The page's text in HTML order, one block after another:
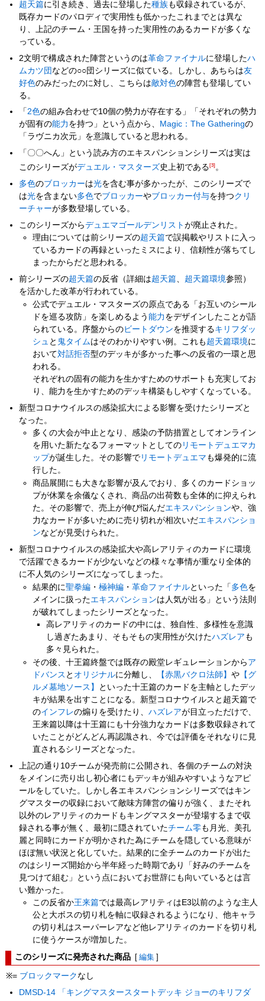
超天篇に引き続き、過去に登場した種族も収録されているが、
既存カードのパロディで実用性も低かったこれまでとは異な
り、上記のチーム・王国を持った実用性のあるカードが多くな
っている。
2文明で構成された陣営というのは革命ファイナルに登場したハ
ムカツ団 などの○○団シリーズに似ている。しかし、あちらは友
好色のみだったのに対し、こちらは敵対色の陣営も登場してい
る。
「2色の組み合わせで10個の勢力が存在する」「それぞれの勢力
が固有の能力 を持つ」という点から、 Magic：The Gatheringの
「ラヴニカ次元」を意識していると思われる。
「〇〇へん」という読み方のエキスパンションシリーズは実は
このシリーズがデュエル・マスターズ史上初である[3] 。
多色のブロッカーは光を含む事が多かったが、このシリーズで
は光を含まない多色でブロッカーやブロッカー付与を持つクリ
ーチャーが多数登場している。
このシリーズからデュエマゴールデンリストが廃止された。
理由については前シリーズの超天篇で誤掲載やリストに入っ
ているカードの再録といったミスにより、信頼性が落ちてし
まったからだと思われる。
前シリーズの超天篇の反省（詳細は超天篇、 超天篇環境参照）
を活かした改革が行われている。
公式でデュエル・マスターズの原点である「お互いのシール
ドを巡る攻防」を楽しめるよう能力 をデザインしたことが語
られている。序盤からのビートダウンを推奨するキリフダッ
シュ と 鬼タイムはそのわかりやすい例。これも 超天篇環境に
おいて対話拒否型のデッキが多かった事への反省の一環と思
われる。
それぞれの固有の能力を生かすためのサポートも充実してお
り、能力を生かすためのデッキ構築もしやすくなっている。
新型コロナウイルスの感染拡大による影響を受けたシリーズと
なった。
多くの大会が中止となり、感染の予防措置としてオンライン
を用いた新たなるフォーマットとしての リモートデュエマカ
ップが誕生した。その影響で リモートデュエマ も爆発的に流
行した。
商品展開にも大きな影響が及んでおり、多くのカードショッ
プが休業を余儀なくされ、商品の出荷数も全体的に抑えられ
た。その影響で、売上が伸び悩んだエキスパンションや、強
力なカードが多いために売り切れが相次いだエキスパンショ
ンなどが見受けられた。
新型コロナウイルスの感染拡大や高レアリティのカードに環境
で活躍できるカードが少ないなどの様々な事情が重なり全体的
に不人気のシリーズになってしまった。
結果的に聖拳編 ・極神編 ・革命ファイナルといった「 多色を
メインに扱ったエキスパンションは人気が出る」という法則
が破れてしまったシリーズとなった。
高レアリティのカードの中には、独自性、多様性を意識
し過ぎたあまり、そもそもの実用性が欠けたハズレア も
多々見られた。
その後、十王篇終盤では既存の殿堂レギュレーションから ア
ドバンス と オリジナルに分離し、 【赤黒バクロ法師】や 【グ
ルメ墓地ソース】
といった十王篇のカードを主軸としたデッ
キが結果を出すことになる。新型コロナウイルスと超天篇で
のインフレの煽りを受けたり、ハズレアが目立っただけで、
王来篇以降は十王篇にも十分強力なカードは多数収録されて
いたことがどんどん再認識され、今では評価をそれなりに見
直されるシリーズとなった。
上記の通り10チームが発売前に公開され、各個のチームの対決
をメインに売り出し初心者にもデッキが組みやすいようなアピ
ールをしていた。しかし各エキスパンションシリーズではキン
グマスターの収録において敵味方陣営の偏りが強く、またそれ
以外のレアリティのカードもキングマスターが登場するまで収
録される事が無く、最初に隠されていたチーム零 も月光、美孔
麗と同時にカードが明かされた為にチームを隠している意味が
ほぼ無い状況と化していた。結果的に全チームのカードが出た
のはシリーズ開始から半年経った時期であり「好みのチームを
見つけて組む」という点においてお世辞にも向いているとは言
い難かった。
この反省か王来篇では最高レアリティはE3以前のような主人
公と大ボスの切り札を軸に収録されるようになり、他キャラ
の切り札はスーパーレアなど他レアリティのカードを切り札
に使うケースが増加した。
このシリーズに発売された商品 [ 編集 ]
※= ブロックマーク なし
DMSD-14 「キングマスタースタートデッキ ジョーのキリフダ